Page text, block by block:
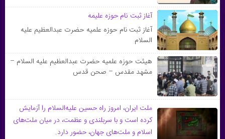
آغاز ثبت نام حوزه علیمه
آغاز ثبت نام حوزه علمیه حضرت عبدالعظیم علیه
السلام
هیئت حوزه علمیه حضرت عبدالعظیم علیه السلام –
مشهد مقدس – صحن قدس
ملت ایران، امروز راه حسین علیه‌السلام را آزمایش
کرده است و با سربلندی و عظمت، در میان ملت‌های
اسلام و ملت‌های جهان، حضور دارد.